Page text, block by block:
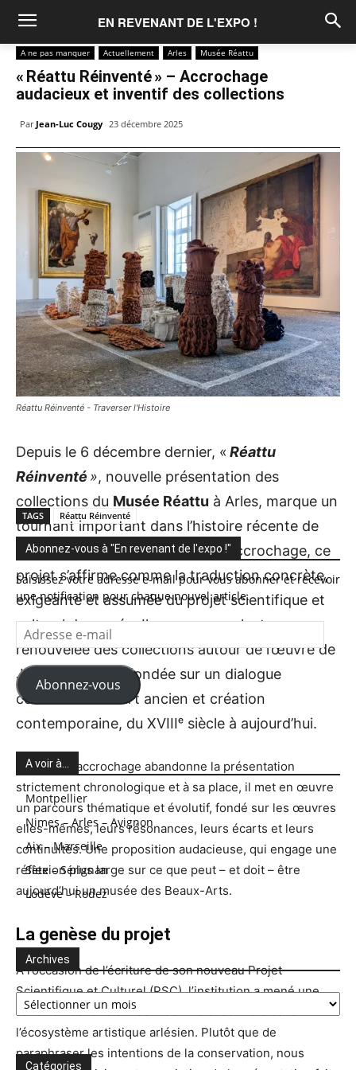
EN REVENANT DE L'EXPO !
A ne pas manquer Actuellement Arles Musée Réattu
« Réattu Réinventé » – Accrochage
audacieux et inventif des collections
Par Jean-Luc Cougy 23 décembre 2025
Réattu Réinventé - Traverser l'Histoire
Depuis le 6 décembre dernier, «Réattu
Réinventé », nouvelle présentation des
collections du Musée Réattu à Arles, marque un
tournant important dans l’histoire récente de
l’institution. Loin d’un simple ré-accrochage, ce
projet s’affirme comme la traduction concrète,
exigeante et assumée du projet scientifique et
culturel du musée. Il propose une lecture
renouvelée des collections autour de l’œuvre de
Jacques Réattu, fondée sur un dialogue
constant entre art ancien et création
contemporaine, du XVIIIᵉ siècle à aujourd’hui.
Ce nouvel accrochage abandonne la présentation
strictement chronologique et à sa place, il met en œuvre
un parcours thématique et évolutif, fondé sur les œuvres
elles-mêmes, leurs résonances, leurs écarts et leurs
continuités. Une proposition audacieuse, qui engage une
réflexion plus large sur ce que peut – et doit – être
aujourd’hui un musée des Beaux-Arts.
La genèse du projet
À l’occasion de l’écriture de son nouveau Projet
Scientifique et Culturel (PSC), l’institution a mené une
réflexion de fond sur son identité et son rôle dans
l’écosystème artistique arlésien. Plutôt que de
paraphraser les intentions de la conservation, nous
TAGS Réattu Réinventé
Abonnez-vous à "En revenant de l'expo !"
Saisissez votre adresse e-mail pour vous abonner et recevoir
une notification pour chaque nouvel article.
Adresse
e-
mail
Abonnez-vous
A voir à…
Montpellier
Nimes – Arles – Avignon
Aix – Marseille
Sète – Sérignan
Lodève – Rodez
Archives
Archives
Catégories